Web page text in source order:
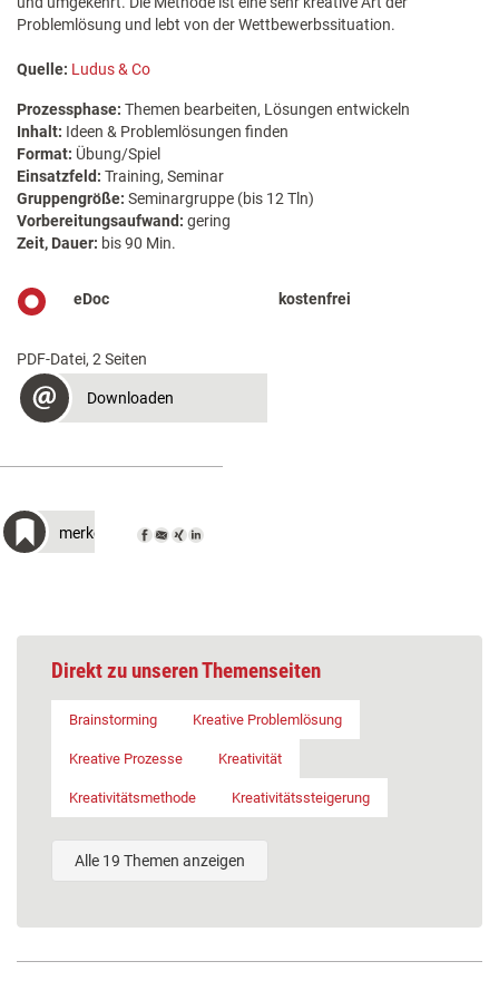
Problemlösung und lebt von der Wettbewerbssituation.
Quelle: Ludus & Co
Prozessphase: Themen bearbeiten, Lösungen entwickeln
Inhalt: Ideen & Problemlösungen finden
Format: Übung/Spiel
Einsatzfeld: Training, Seminar
Gruppengröße: Seminargruppe (bis 12 Tln)
Vorbereitungsaufwand: gering
Zeit, Dauer: bis 90 Min.
eDoc kostenfrei
PDF-Datei, 2 Seiten
Downloaden
merken
Direkt zu unseren Themenseiten
Brainstorming Kreative Problemlösung
Kreative Prozesse Kreativität
Kreativitätsmethode Kreativitätssteigerung
Alle 19 Themen anzeigen